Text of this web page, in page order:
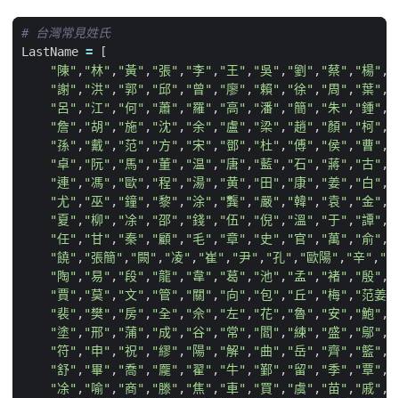
# 台灣常見姓氏
LastName =
[
"陳" , "林" , "黃" , "張" , "李" , "王" , "吳" , "劉" , "蔡" , "楊" ,
"謝" , "洪" , "郭" , "邱" , "曾" , "廖" , "賴" , "徐" , "周" , "葉" ,
"呂" , "江" , "何" , "蕭" , "羅" , "高" , "潘" , "簡" , "朱" , "鍾" ,
"詹" , "胡" , "施" , "沈" , "余" , "盧" , "梁" , "趙" , "顏" , "柯" ,
"孫" , "戴" , "范" , "方" , "宋" , "鄧" , "杜" , "傅" , "侯" , "曹" ,
"卓" , "阮" , "馬" , "董" , "温" , "唐" , "藍" , "石" , "蔣" , "古" ,
"連" , "馮" , "歐" , "程" , "湯" , "黄" , "田" , "康" , "姜" , "白" ,
"尤" , "巫" , "鐘" , "黎" , "涂" , "龔" , "嚴" , "韓" , "袁" , "金" ,
"夏" , "柳" , "凃" , "邵" , "錢" , "伍" , "倪" , "溫" , "于" , "譚" ,
"任" , "甘" , "秦" , "顧" , "毛" , "章" , "史" , "官" , "萬" , "俞" ,
"饒" , "張簡" , "闕" , "凌" , "崔" , "尹" , "孔" , "歐陽" , "辛" , "
"陶" , "易" , "段" , "龍" , "韋" , "葛" , "池" , "孟" , "褚" , "殷" ,
"賈" , "莫" , "文" , "管" , "關" , "向" , "包" , "丘" , "梅" , "范姜"
"裴" , "樊" , "房" , "全" , "佘" , "左" , "花" , "魯" , "安" , "鮑" ,
"塗" , "邢" , "蒲" , "成" , "谷" , "常" , "閻" , "練" , "盛" , "鄔" ,
"符" , "申" , "祝" , "繆" , "陽" , "解" , "曲" , "岳" , "齊" , "籃" ,
"舒" , "畢" , "喬" , "龎" , "翟" , "牛" , "鄞" , "留" , "季" , "覃" ,
"凃" , "喻" , "商" , "滕" , "焦" , "車" , "買" , "虞" , "苗" , "戚" ,